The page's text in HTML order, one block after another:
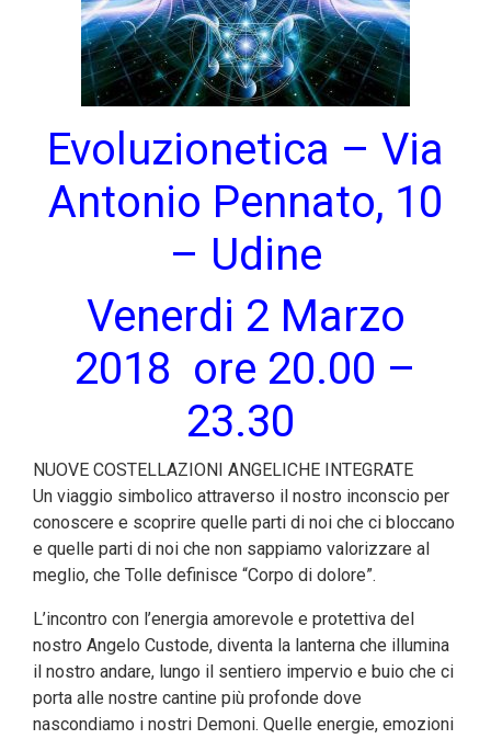
Evoluzionetica – Via
Antonio Pennato, 10
– Udine
Venerdi 2 Marzo
2018 ore 20.00 –
23.30
NUOVE COSTELLAZIONI ANGELICHE INTEGRATE
Un viaggio simbolico attraverso il nostro inconscio per
conoscere e scoprire quelle parti di noi che ci bloccano
e quelle parti di noi che non sappiamo valorizzare al
meglio, che Tolle definisce “Corpo di dolore”.
L’incontro con l’energia amorevole e protettiva del
nostro Angelo Custode, diventa la lanterna che illumina
il nostro andare, lungo il sentiero impervio e buio che ci
porta alle nostre cantine più profonde dove
nascondiamo i nostri Demoni. Quelle energie, emozioni